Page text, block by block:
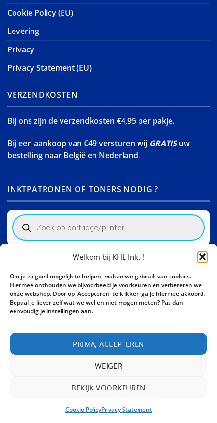
Welkom bij KHL Inkt !
Om je zo goed mogelijk te helpen, maken we gebruik van cookies.
Hiermee onthouden we bijvoorbeeld je voorkeuren en verbeteren we
onze webshop. Door op 'Accepteren' te klikken ga je hiermee akkoord.
Bepaal je liever zelf wat we wel en niet mogen meten? Pas dan
eenvoudig je instellingen aan.
PRIMA, ACCEPTEREN
WEIGER
BEKIJK VOORKEUREN
Cookie PolicyPrivacy Statement
Cookie Policy (EU)
Levering
Privacy
Privacy Statement (EU)
VERZENDKOSTEN
Bij ons zijn de verzendkosten €4,95 per pakje.
Bij een aankoop van €49 versturen wij GRATISuw
bestelling naar België en Nederland.
INKTPATRONEN OF TONERS NODIG ?
Products
search
Activity Invest BV - KHL, Kempische Steenweg 274
3500 Hasselt - België BE0862447190
Bel ons nu:+32 11 261499
Copyright 2026 ©Activity Invest BV - KHL INKT